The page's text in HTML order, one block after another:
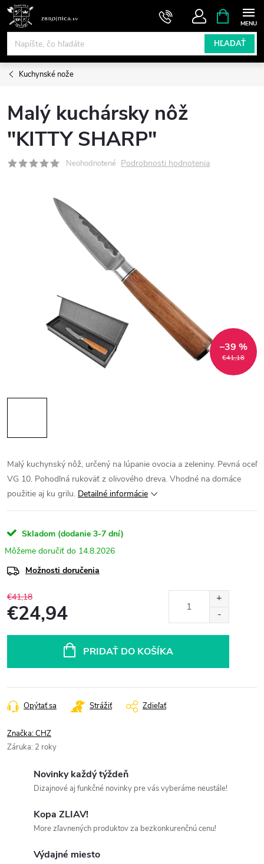
Prejsť
obsah
HĽADAŤ
KOŠÍK
Kuchynské nože
Malý kuchársky nôž
"KITTY SHARP"
Neohodnotené Podrobnosti hodnotenia
€41,18
–39 %
Malý kuchynský nôž, určený na lúpanie ovocia a zeleniny. Pevná oceľ
VG 10. Pohodlná rukoväť z olivového dreva. Vhodné na domáce
použitie aj ku grilu. Detailné informácie
Skladom (dodanie 3-7 dní)
14.8.2026
Možnosti doručenia
€41,18
€24,94
PRIDAŤ DO KOŠÍKA
Opýtať sa Strážiť Zdieľať
Značka:CHZ
Záruka: 2 roky
Novinky každý týždeň
Dizajnové aj funkčné novinky pre vás vyberáme neustále!
Kopa ZLIAV!
More zľavnených produktov za bezkonkurenčnú cenu!
Výdajné miesto